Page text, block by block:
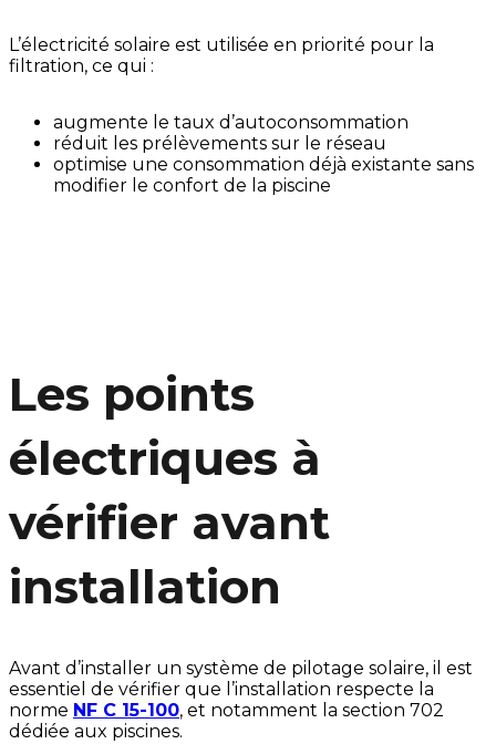
L’électricité solaire est utilisée en priorité pour la
filtration, ce qui :
augmente le taux d’autoconsommation
réduit les prélèvements sur le réseau
optimise une consommation déjà existante sans
modifier le confort de la piscine
Les points
électriques à
vérifier avant
installation
Avant d’installer un système de pilotage solaire, il est
essentiel de vérifier que l’installation respecte la
norme NF C 15-100, et notamment la section 702
dédiée aux piscines.